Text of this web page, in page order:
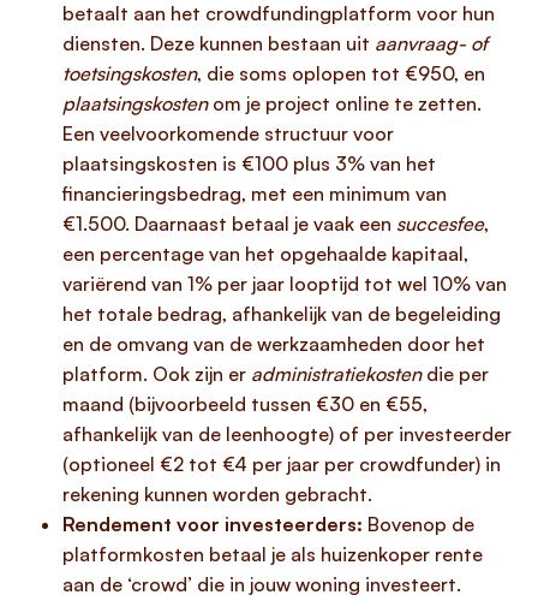
betaalt aan het crowdfundingplatform voor hun
diensten. Deze kunnen bestaan uit aanvraag- of
toetsingskosten, die soms oplopen tot €950, en
plaatsingskostenom je project online te zetten.
Een veelvoorkomende structuur voor
plaatsingskosten is €100 plus 3% van het
financieringsbedrag, met een minimum van
€1.500. Daarnaast betaal je vaak een succesfee,
een percentage van het opgehaalde kapitaal,
variërend van 1% per jaar looptijd tot wel 10% van
het totale bedrag, afhankelijk van de begeleiding
en de omvang van de werkzaamheden door het
platform. Ook zijn er administratiekostendie per
maand (bijvoorbeeld tussen €30 en €55,
afhankelijk van de leenhoogte) of per investeerder
(optioneel €2 tot €4 per jaar per crowdfunder) in
rekening kunnen worden gebracht.
Rendement voor investeerders: Bovenop de
platformkosten betaal je als huizenkoper rente
aan de ‘crowd’ die in jouw woning investeert.